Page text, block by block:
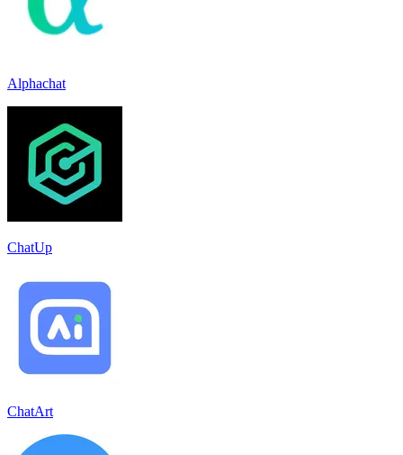
Alphachat
ChatUp
ChatArt